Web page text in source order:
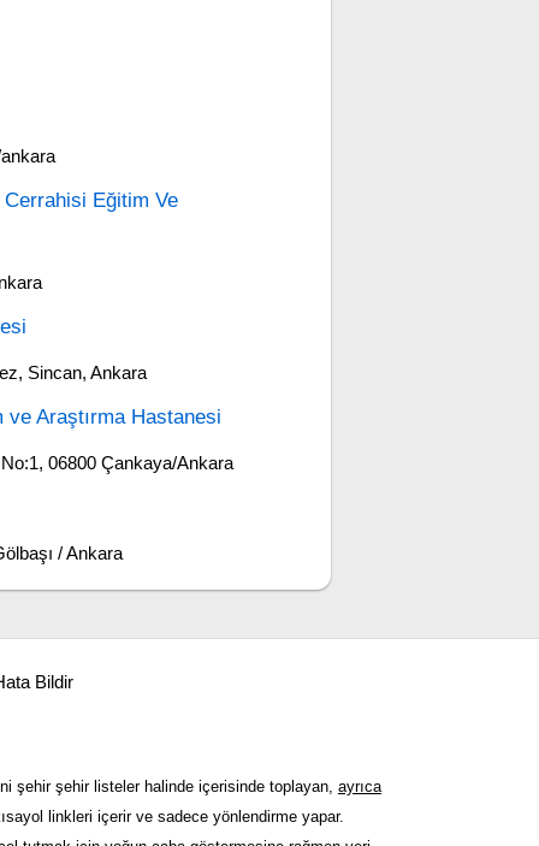
Eğitim Ve
Sincan, Ankara
Araştırma Hastanesi
06800 Çankaya/Ankara
/ Ankara
Bildir
şehir şehir listeler halinde içerisinde toplayan, ayrıca
linkleri içerir ve sadece yönlendirme yapar.